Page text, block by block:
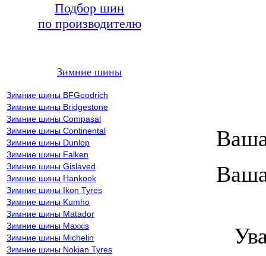
Подбор шин
по производителю
Зимние шины
Зимние шины BFGoodrich
Зимние шины Bridgestone
Зимние шины Compasal
Зимние шины Continental
Зимние шины Dunlop
Зимние шины Falken
Зимние шины Gislaved
Зимние шины Hankook
Зимние шины Ikon Tyres
Зимние шины Kumho
Зимние шины Matador
Зимние шины Maxxis
Зимние шины Michelin
Зимние шины Nokian Tyres